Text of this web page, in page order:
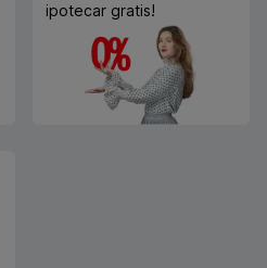
ipotecar gratis!